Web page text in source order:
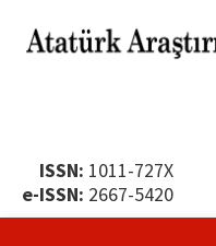
ISSN: 1011-727X
e-ISSN: 2667-5420